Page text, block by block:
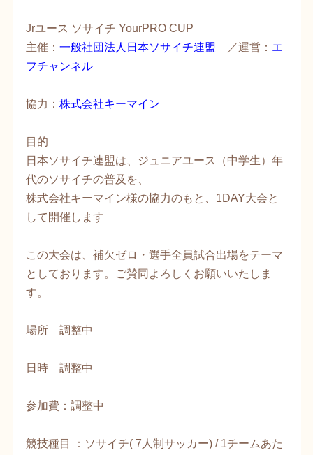
Jrユース ソサイチ YourPRO CUP
主催：一般社団法人日本ソサイチ連盟​ ／運営： エ
フチャンネル​
協力：株式会社キーマイン
目的
日本ソサイチ連盟は、ジュニアユース（中学生）年
代のソサイチの普及を、
株式会社キーマイン様の協力のもと、1DAY大会と
して開催します
この大会は、補欠ゼロ・選手全員試合出場をテーマ
としております。ご賛同よろしくお願いいたしま
す。
場所 調整中
​日時 調整中
参加費：調整中
競技種目 ：ソサイチ( 7人制サッカー) / 1チームあた